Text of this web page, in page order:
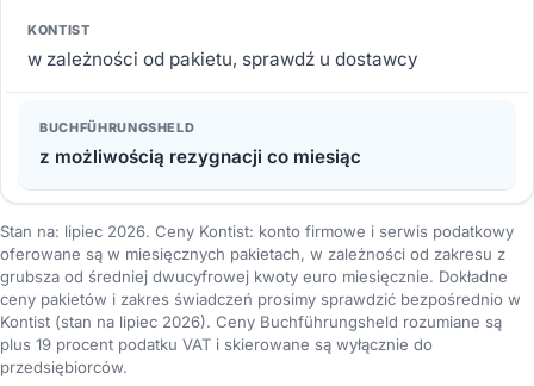
w zależności od pakietu, sprawdź u dostawcy
z możliwością rezygnacji co miesiąc
Stan na: lipiec 2026. Ceny Kontist: konto firmowe i serwis podatkowy
oferowane są w miesięcznych pakietach, w zależności od zakresu z
grubsza od średniej dwucyfrowej kwoty euro miesięcznie. Dokładne
ceny pakietów i zakres świadczeń prosimy sprawdzić bezpośrednio w
Kontist (stan na lipiec 2026). Ceny Buchführungsheld rozumiane są
plus 19 procent podatku VAT i skierowane są wyłącznie do
przedsiębiorców.